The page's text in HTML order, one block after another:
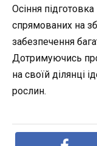
Осіння
спрямованих на
забезпечення
Дотримуючись
на своїй ділянці
рослин.